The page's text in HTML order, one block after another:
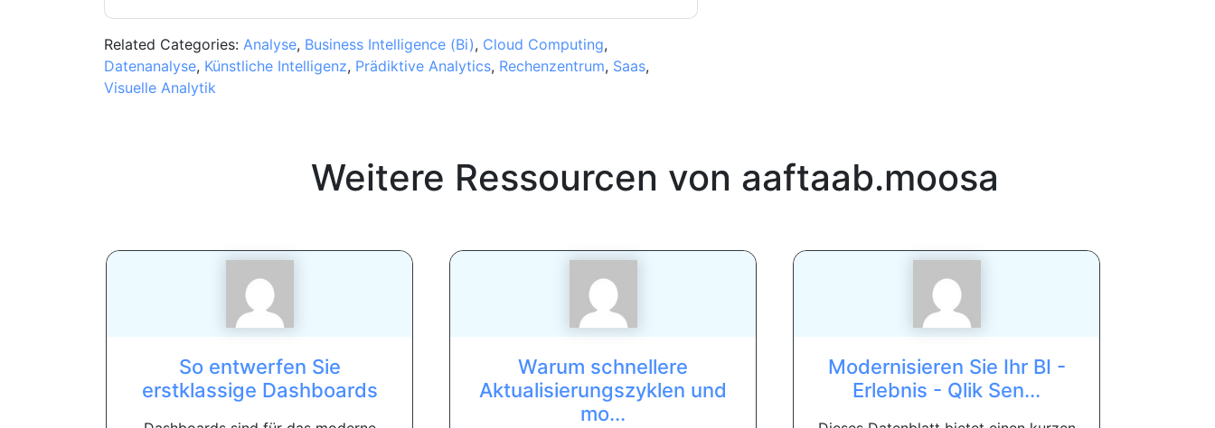
Related Categories: Analyse, Business Intelligence (Bi), Cloud Computing,
Datenanalyse, Künstliche Intelligenz, Prädiktive Analytics, Rechenzentrum, Saas,
Visuelle Analytik
Weitere Ressourcen von aaftaab.moosa
So entwerfen Sie
erstklassige Dashboards
Warum schnellere
Aktualisierungszyklen und
mo...
Modernisieren Sie Ihr BI -
Erlebnis - Qlik Sen...